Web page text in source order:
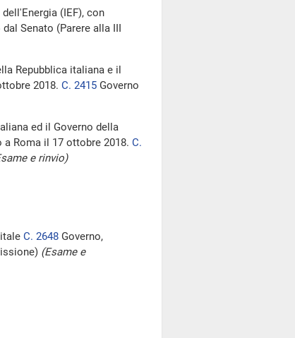
(IEF), con
Senato (Parere alla III
Repubblica italiana e il
2018. C. 2415 Governo
ed il Governo della
Roma il 17 ottobre 2018. C.
e rinvio)
C. 2648 Governo,
(Esame e